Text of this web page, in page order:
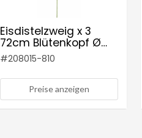
Eisdistelzweig x 3
72cm Blütenkopf Ø
ca. 3,5cm Farbe:
hellgrün
#208015-810
Preise anzeigen